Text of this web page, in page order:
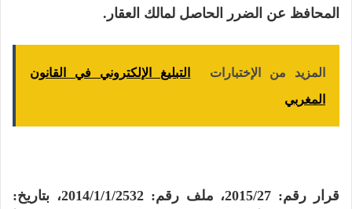
المحافظ عن الضرر الحاصل لمالك العقار.
المزيد من الإختبارات
التبليغ الإلكتروني في القانون
المغربي
قرار رقم: 2015/27، ملف رقم: 2014/1/1/2532، بتاريخ: